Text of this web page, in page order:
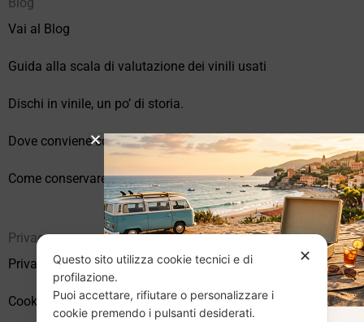
Vai al Blog
Guida alla scala di valutazione dei vinili usati
Dischi in vinile, un po’ di storia.
Dove conviene comprare vinili online?
Come conservare correttamente i vinili usati
Privacy
Privacy Policy
Cookie Policy (UE)
✕
Questo sito utilizza cookie tecnici e di
profilazione.
Puoi accettare, rifiutare o personalizzare i
cookie premendo i pulsanti desiderati.